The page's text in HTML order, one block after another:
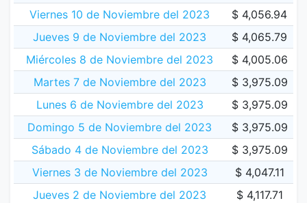
Viernes 10 de Noviembre del 2023
$ 4,056.94
Jueves 9 de Noviembre del 2023
$ 4,065.79
Miércoles 8 de Noviembre del 2023
$ 4,005.06
Martes 7 de Noviembre del 2023
$ 3,975.09
Lunes 6 de Noviembre del 2023
$ 3,975.09
Domingo 5 de Noviembre del 2023
$ 3,975.09
Sábado 4 de Noviembre del 2023
$ 3,975.09
Viernes 3 de Noviembre del 2023
$ 4,047.11
Jueves 2 de Noviembre del 2023
$ 4,117.71